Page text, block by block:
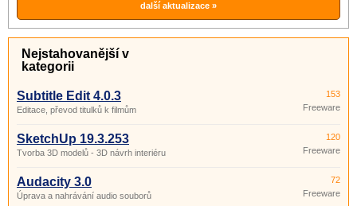
další aktualizace »
Nejstahovanější v
kategorii
Subtitle Edit 4.0.3
Editace, převod titulků k filmům
153
Freeware
SketchUp 19.3.253
Tvorba 3D modelů - 3D návrh interiéru
120
Freeware
Audacity 3.0
Úprava a nahrávání audio souborů
72
Freeware